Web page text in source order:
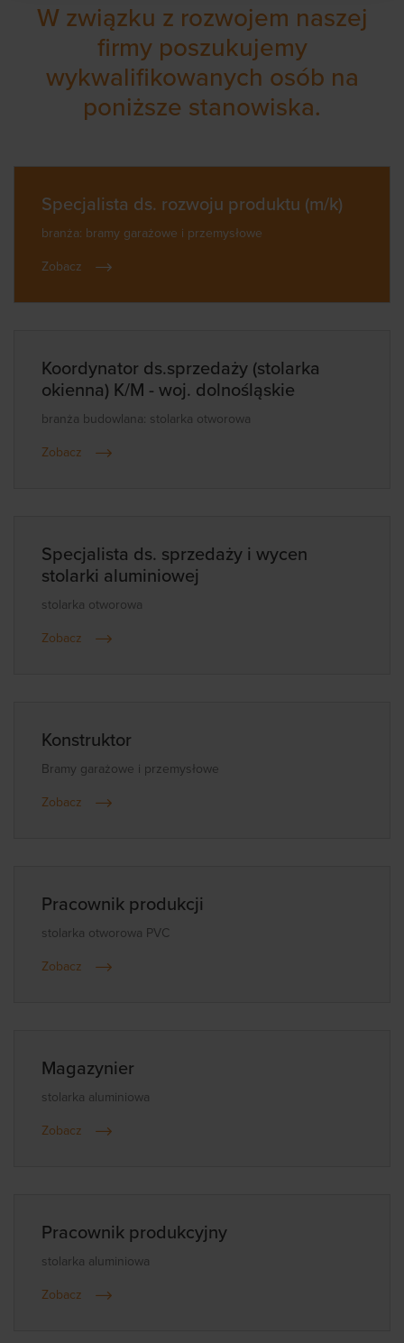
W związku z rozwojem naszej
firmy poszukujemy
wykwalifikowanych osób na
poniższe stanowiska.
Specjalista ds. rozwoju produktu (m/k)
branża: bramy garażowe i przemysłowe
Zobacz
Koordynator ds.sprzedaży (stolarka
okienna) K/M - woj. dolnośląskie
branża budowlana: stolarka otworowa
Zobacz
Specjalista ds. sprzedaży i wycen
stolarki aluminiowej
stolarka otworowa
Zobacz
Konstruktor
Bramy garażowe i przemysłowe
Zobacz
Pracownik produkcji
stolarka otworowa PVC
Zobacz
Magazynier
stolarka aluminiowa
Zobacz
Pracownik produkcyjny
stolarka aluminiowa
Zobacz